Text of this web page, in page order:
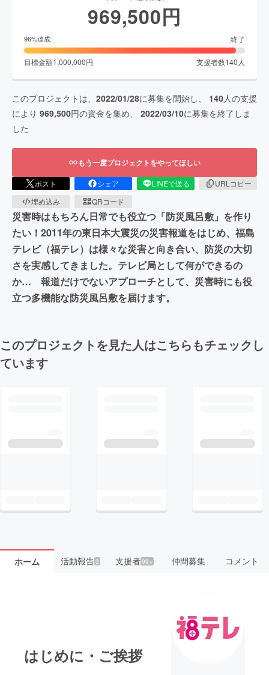
969,500円
96%達成 終了
目標金額1,000,000円 支援者数140 人
このプロジェクトは、 2022/01/28に募集を開始し、 140人の支援
により 969,500円の資金を集め、 2022/03/10に募集を終了しま
した
もう一度プロジェクトをやってほしい
ポスト シェア LINEで送る
URLコピー
埋め込み
QRコード
災害時はもちろん日常でも役立つ「防災風呂敷」を作り
たい！2011年の東日本大震災の災害報道をはじめ、福島
テレビ（福テレ）は様々な災害と向き合い、防災の大切
さを実感してきました。テレビ局として何ができるの
か… 報道だけでないアプローチとして、災害時にも役
立つ多機能な防災風呂敷を届けます。
このプロジェクトを見た人はこちらもチェックし
ています
ホーム 活動報告3 支援者99+ 仲間募集 コメント
はじめに・ご挨拶